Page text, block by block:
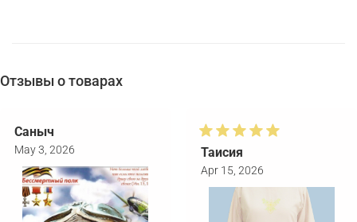
Отзывы о товарах
Саныч
May 3, 2026 Таисия
Apr 15, 2026